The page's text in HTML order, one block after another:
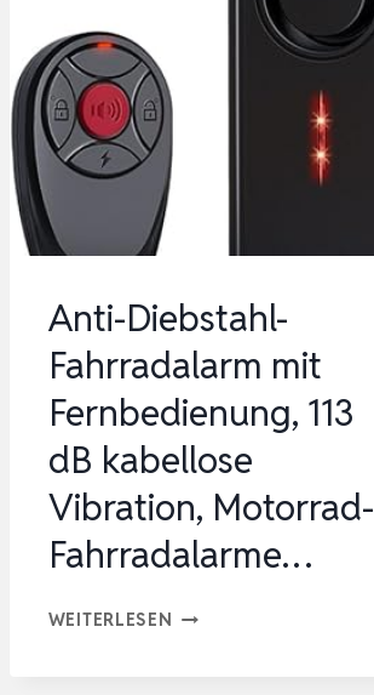
Anti-Diebstahl-
Fahrradalarm mit
Fernbedienung, 113
dB kabellose
Vibration, Motorrad-
Fahrradalarme…
WEITERLESEN ANTI-